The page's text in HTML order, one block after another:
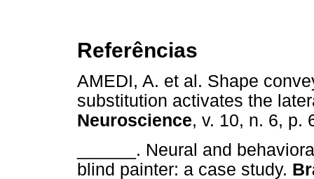
Referências
AMEDI, A. et al. Shape
substitution activates the
Neuroscience, v. 10, n. 6,
______. Neural and
blind painter: a case study.